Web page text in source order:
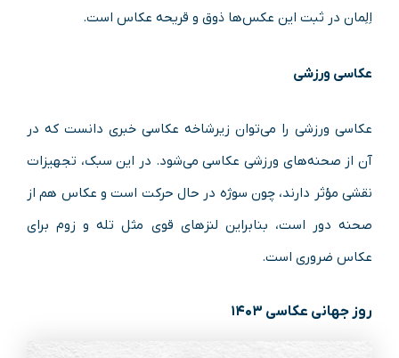
اِلِمان در ثبت این عکس‌ها ذوق و قریحه‌ عکاس است.
عکاسی ورزشی
عکاسی ورزشی را می‌توان زیرشاخه عکاسی خبری دانست که در
آن از صحنه‌های ورزشی عکاسی می‌شود. در این سبک، تجهیزات
نقشی مؤثر دارند، چون سوژه در حال حرکت است و عکاس هم از
صحنه دور است، بنابراین لنز‌های قوی مثل تله و زوم برای
عکاس ضروری است.
روز جهانی عکاسی ۱۴۰۳